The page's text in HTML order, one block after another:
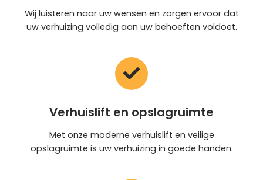
Wij luisteren naar uw wensen en zorgen ervoor dat
uw verhuizing volledig aan uw behoeften voldoet.
Verhuislift en opslagruimte
Met onze moderne verhuislift en veilige
opslagruimte is uw verhuizing in goede handen.